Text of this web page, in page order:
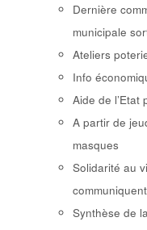
Dernière
municipale
Ateliers
Info
Aide de l’Etat
A partir de
masques
Solidarité au
communiquent
Synthèse de